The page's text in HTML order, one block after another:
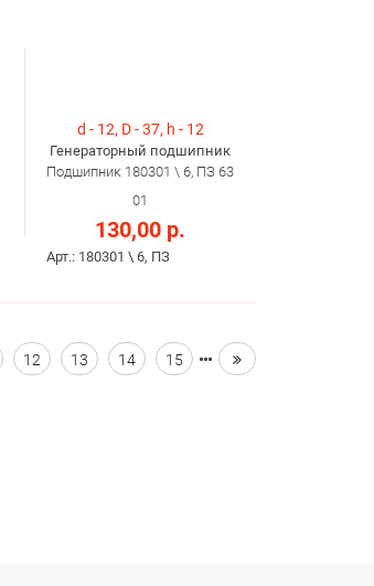
d - 12, D - 37, h - 12
Генераторный подшипник
Подшипник 180301 \ 6, ПЗ 63
01
130,00 р.
Арт.: 180301 \ 6, ПЗ
12 13 14 15